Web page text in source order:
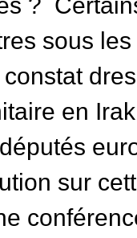
sous
en
sur